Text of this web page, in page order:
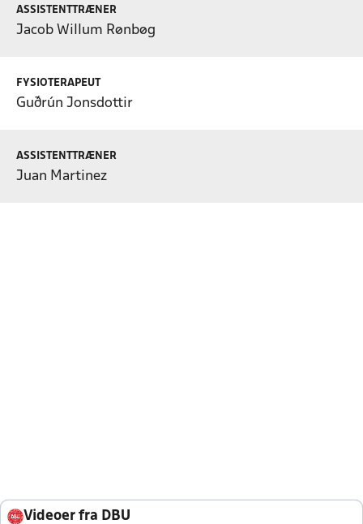
ASSISTENTTRÆNER
Jacob Willum Rønbøg
FYSIOTERAPEUT
Guðrún Jonsdottir
ASSISTENTTRÆNER
Juan Martinez
Videoer fra DBU